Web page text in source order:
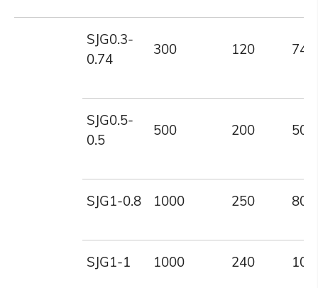
SJG0.3-
0.74
300 120 740
SJG0.5-
0.5
500 200 500
SJG1-0.8 1000 250 800
SJG1-1 1000 240